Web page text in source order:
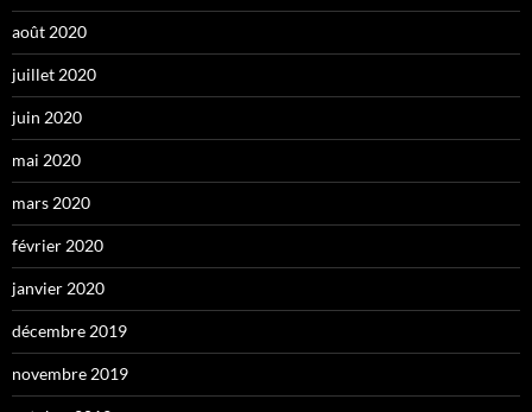
août 2020
juillet 2020
juin 2020
mai 2020
mars 2020
février 2020
janvier 2020
décembre 2019
novembre 2019